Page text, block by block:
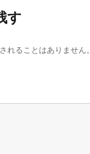
す
れることはありません。